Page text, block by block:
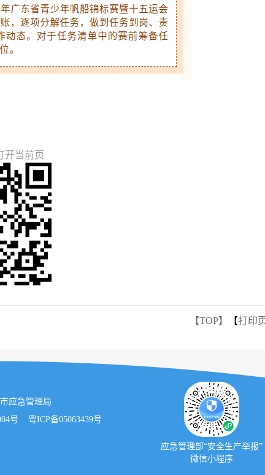
开当前页
【TOP】 【打印
应急管理局
号
粤ICP备05063439号
应急管理部“安全生产举报”
微信小程序